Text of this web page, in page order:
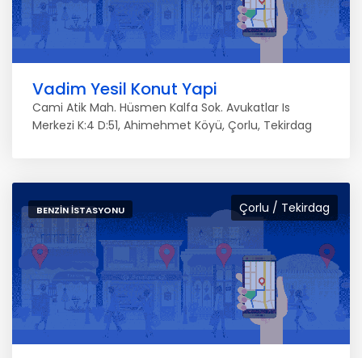
Vadim Yesil Konut Yapi
Cami Atik Mah. Hüsmen Kalfa Sok. Avukatlar Is
Merkezi K:4 D:51, Ahimehmet Köyü, Çorlu, Tekirdag
Çorlu / Tekirdag
BENZIN İSTASYONU